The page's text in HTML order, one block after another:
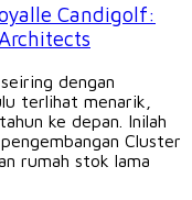
Candigolf:
dengan
terlihat menarik,
ke depan. Inilah
Cluster
rumah stok lama